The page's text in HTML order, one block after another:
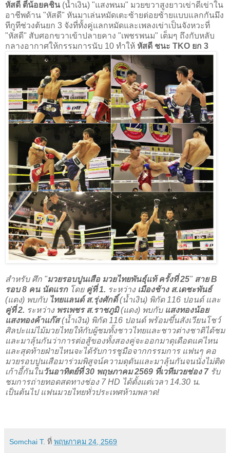
หัสดี ตี๋น้อยคชิน (น้ำเงิน) "แสงพนม" มวยขวาสูงยาวเข่าดีเข่าใน
อาชีพด้าน "หัสดี" หันมาเล่นหมัดเตะซ้ายต่อยซ้ายแบบแลกกันมึง
ทีกูทีช่วงต้นยก 3 จังที่ทั้งคู่แลกหมัดและเพลงเข่าเป็นจังหวะที่
"หัสดี" สับศอกขวาเข้าปลายคาง "เพชรพนม" เต็มๆ ถึงกับหลับ
กลางอากาศให้กรรมการนับ 10 ทำให้ หัสดี ชนะ TKO ยก 3
สำหรับ ศึก "มวยรอบปูนเสือ มวยไทยพันธุ์แท้ ครั้งที่ 25" สาย B
รอบ 8 คน นัดแรกโดยคู่ที่ 1. ระหว่าง เมืองช้าง ส.เดชะพันธ์
(แดง) พบกับ ไทยแลนด์ ส.รุ่งศักดิ์(น้ำเงิน) พิกัด 116 ปอนด์ และ
คู่ที่ 2. ระหว่าง พรเพชร ส.ราชภูมิ(แดง) พบกับ แสงทองน้อย
แสงทองค้าแก๊ส(น้ำเงิน) พิกัด 116 ปอนด์ พร้อมขึ้นสังเวียนโชว์
ศิลปะแม่ไม้มวยไทยให้กับผู้ชมทั้งชาวไทยและชาวต่างชาติได้ชม
และมาลุ้นกันว่าการต่อสู้ของทั้งสองคู่จะออกมาดุเดือดแค่ไหน
และสุดท้ายฝ่ายไหนจะได้รับการชูมือจากกรรมการ แฟนๆ คอ
มวยรอบปูนเสือมาร่วมพิสูจน์ความดุดันและมาลุ้นกันจนนั่งไม่ติด
เก้าอี้กันในวันอาทิตย์ที่ 30 พฤษภาคม 2569 ที่เวทีมวยช่อง 7รับ
ชมการถ่ายทอดสดทางช่อง 7 HD ได้ตั้งแต่เวลา 14.30 น.
เป็นต้นไป แฟนมวยไทยทั่วประเทศห้ามพลาด!
Somchai T. ที่ พฤษภาคม 24, 2569